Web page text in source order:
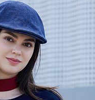
先享後付繳納相關費用。
※ 交易是否成功請以「AFTEE先
是否繳費成功／繳費後需取消欲
付客戶支援中心」
https://
【注意事項】
１．透過由恩沛科技股份有限公
交易，需依本服務之必要範圍內
求債權轉讓予恩沛科技股份有限
２．關於個人資料處理事宜，請
https://aftee.tw/terms/#terms3
7-11超商取貨付款
每筆NT$100，滿NT$2,000(
付款後7-11超商取貨
每筆NT$100，滿NT$2,000(
新竹物流宅配
每筆NT$100，滿NT$2,000(